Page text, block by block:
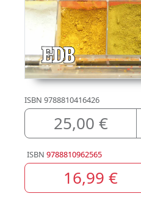
ISBN 9788810416426
25,00 €
ISBN 9788810962565
16,99 €